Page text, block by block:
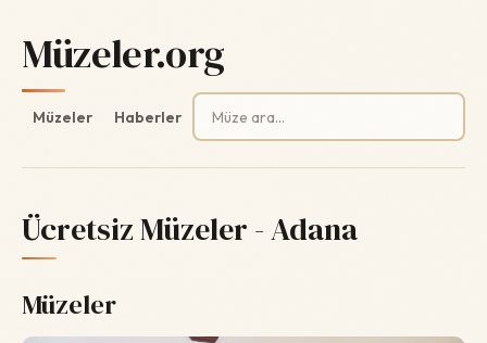
Müzeler.org
Müzeler Haberler
Arama:
Ücretsiz Müzeler - Adana
Müzeler